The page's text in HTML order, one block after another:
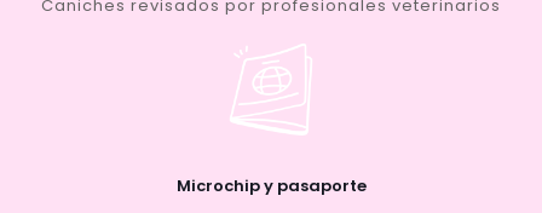
Caniches revisados por profesionales veterinarios
Microchip y pasaporte